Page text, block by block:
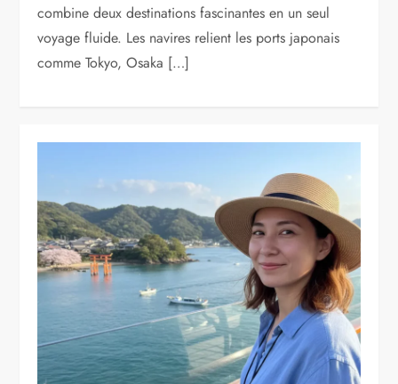
combine deux destinations fascinantes en un seul
voyage fluide. Les navires relient les ports japonais
comme Tokyo, Osaka […]